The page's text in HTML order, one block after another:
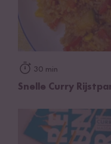
30 min
Snelle Curry